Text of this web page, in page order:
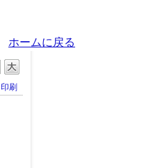
ホームに戻る
印刷